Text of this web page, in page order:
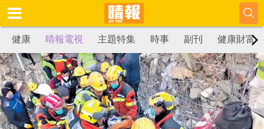
健康 晴報電視 主題特集 時事 副刊 健康財富